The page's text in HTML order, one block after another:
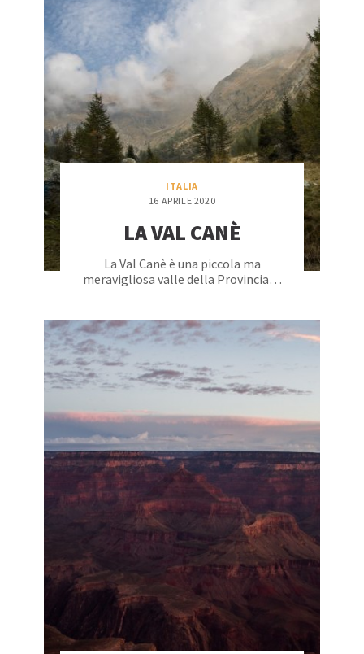
ITALIA
16 APRILE 2020
LA VAL CANÈ
La Val Canè è una piccola ma
meravigliosa valle della Provincia…